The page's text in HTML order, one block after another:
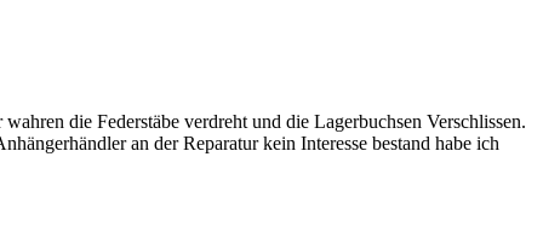
die Federstäbe verdreht und die Lagerbuchsen Verschlissen.
an der Reparatur kein Interesse bestand habe ich